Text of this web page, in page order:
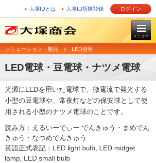
大塚IDとは 大塚ID新規登録 ログイン
メニュー
ソリューション・製品 LED照明
LED電球・豆電球・ナツメ電球
光源にLEDを用いた電球で、微電流で発光する
小型の豆電球や、常夜灯などの保安球として使
用される小型のナツメ電球のことです。
読み方：えるいーでぃー でんきゅう・まめでん
きゅう・なつめでんきゅう
英語正式表記：LED light bulb, LED midget
lamp, LED small bulb